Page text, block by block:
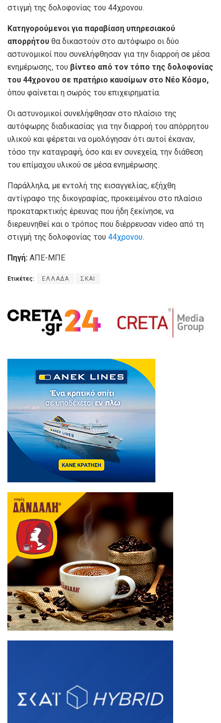
στιγμή της δολοφονίας του 44χρονου.
Κατηγορούμενοι για παραβίαση υπηρεσιακού
απορρήτου θα δικαστούν στο αυτόφωρο οι δύο
αστυνομικοί που συνελήφθησαν για την διαρροή σε μέσα
ενημέρωσης, του βίντεο από τον τόπο της δολοφονίας
του 44χρονου σε πρατήριο καυσίμων στο Νέο Κόσμο,
όπου φαίνεται η σωρός του επιχειρηματία.
Οι αστυνομικοί συνελήφθησαν στο πλαίσιο της
αυτόφωρης διαδικασίας για την διαρροή του απόρρητου
υλικού και φέρεται να ομολόγησαν ότι αυτοί έκαναν,
τόσο την καταγραφή, όσο και εν συνεχεία, την διάθεση
του επίμαχου υλικού σε μέσα ενημέρωσης.
Παράλληλα, με εντολή της εισαγγελίας, εξήχθη
αντίγραφο της δικογραφίας, προκειμένου στο πλαίσιο
προκαταρκτικής έρευνας που ήδη ξεκίνησε, να
διερευνηθεί και ο τρόπος που διέρρευσαν video από τη
στιγμή της δολοφονίας του 44χρονου.
Πηγή: ΑΠΕ-ΜΠΕ
Ετικέτες: ΕΛΛΑΔΑ ΣΚΑΙ